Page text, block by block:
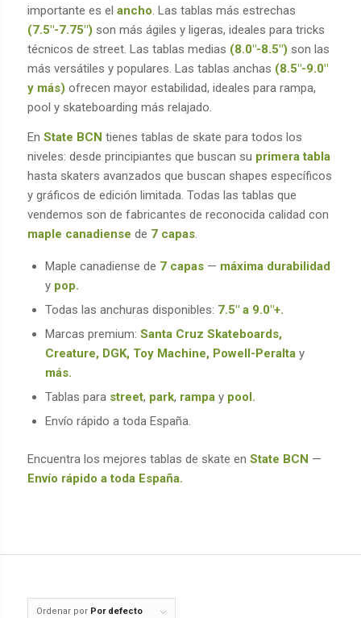
importante es el ancho. Las tablas más estrechas
(7.5″-7.75″) son más ágiles y ligeras, ideales para tricks
técnicos de street. Las tablas medias (8.0″-8.5″) son las
más versátiles y populares. Las tablas anchas (8.5″-9.0″
y más) ofrecen mayor estabilidad, ideales para rampa,
pool y skateboarding más relajado.
En State BCN tienes tablas de skate para todos los
niveles: desde principiantes que buscan su primera tabla
hasta skaters avanzados que buscan shapes específicos
y gráficos de edición limitada. Todas las tablas que
vendemos son de fabricantes de reconocida calidad con
maple canadiense de 7 capas.
Maple canadiense de 7 capas— máxima durabilidad
ypop.
Todas las anchuras disponibles: 7.5″ a 9.0″+.
Marcas premium: Santa Cruz Skateboards,
Creature, DGK, Toy Machine, Powell-Peralta y
más.
Tablas para street, park, rampay pool.
Envío rápido a toda España.
Encuentra los mejores tablas de skate en State BCN —
Envío rápido a toda España.
Ordenar por Por defecto